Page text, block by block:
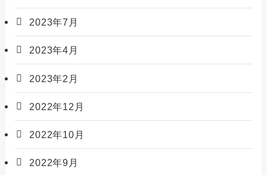
2023年7月
2023年4月
2023年2月
2022年12月
2022年10月
2022年9月